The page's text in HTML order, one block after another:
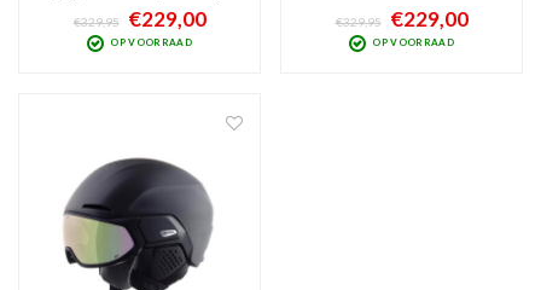
skihelm. Perfect zicht bij nagenoeg
ieder weertype, fijne ventilatie,
goede bescherming én het TRM
€329,95 €229,00
OP VOORRAAD
topkwaliteit Photochromic vizier.
Optimale bescherming en ventilatie
en optimaal zicht bij nagenoeg elk
€329,95 €229,00
OP VOORRAAD